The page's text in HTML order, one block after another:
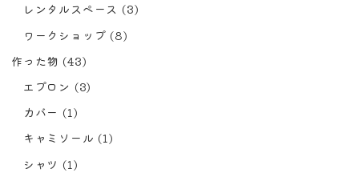
レンタルスペース (3)
ワークショップ (8)
作った物 (43)
エプロン (3)
カバー (1)
キャミソール (1)
シャツ (1)